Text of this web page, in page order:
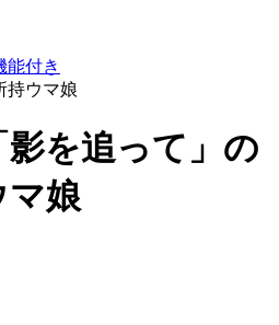
能付き
持ウマ娘
影を追って」の
マ娘